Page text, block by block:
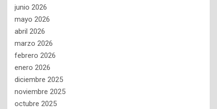
junio 2026
mayo 2026
abril 2026
marzo 2026
febrero 2026
enero 2026
diciembre 2025
noviembre 2025
octubre 2025